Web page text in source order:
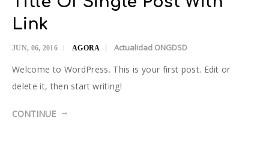
Link
JUN, 06, 2016 AGORA Actualidad ONGDSD
Welcome to WordPress. This is your first post. Edit or
delete it, then start writing!
CONTINUE